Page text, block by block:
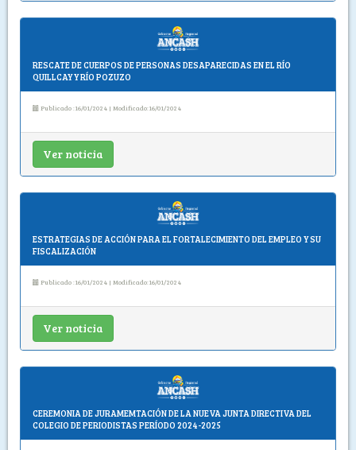
RESCATE DE CUERPOS DE PERSONAS DESAPARECIDAS EN EL RÍO
QUILLCAY Y RÍO POZUZO
Publicado :16/01/2024 | Modificado:16/01/2024
Ver noticia
ESTRATEGIAS DE ACCIÓN PARA EL FORTALECIMIENTO DEL EMPLEO Y SU
FISCALIZACIÓN
Publicado :16/01/2024 | Modificado:16/01/2024
Ver noticia
CEREMONIA DE JURAMEMTACIÓN DE LA NUEVA JUNTA DIRECTIVA DEL
COLEGIO DE PERIODISTAS PERÍODO 2024-2025